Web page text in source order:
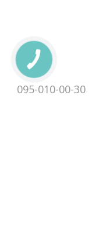
095-010-00-30